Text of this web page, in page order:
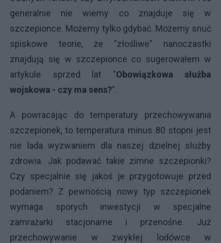
generalnie nie wiemy co znajduje się w
szczepionce. Możemy tylko gdybać. Możemy snuć
spiskowe teorie, że "złośliwe" nanoczastki
znajdują się w szczepionce co sugerowałem w
artykule sprzed lat "Obowiązkowa służba
wojskowa - czy ma sens?".
A powracając do temperatury przechowywania
szczepionek, to temperatura minus 80 stopni jest
nie lada wyzwaniem dla naszej dzielnej służby
zdrowia. Jak podawać takie zimne szczepionki?
Czy specjalnie się jakoś je przygotowuje przed
podaniem? Z pewnością nowy typ szczepionek
wymaga sporych inwestycji w specjalne
zamrażarki stacjonarne i przenośne. Już
przechowywanie w zwykłej lodówce w